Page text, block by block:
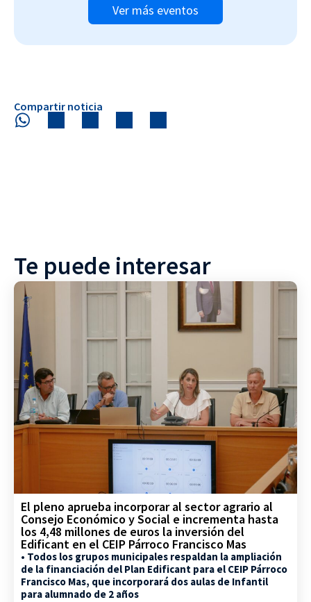
Ver más eventos
Compartir noticia
Te puede interesar
El pleno aprueba incorporar al sector agrario al
Consejo Económico y Social e incrementa hasta
los 4,48 millones de euros la inversión del
Edificant en el CEIP Párroco Francisco Mas
• Todos los grupos municipales respaldan la ampliación
de la financiación del Plan Edificant para el CEIP Párroco
Francisco Mas, que incorporará dos aulas de Infantil
para alumnado de 2 años